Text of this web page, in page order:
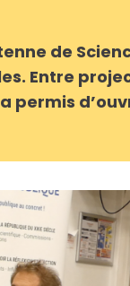
de
Entre
permis